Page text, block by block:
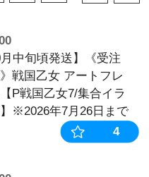
2 3 4